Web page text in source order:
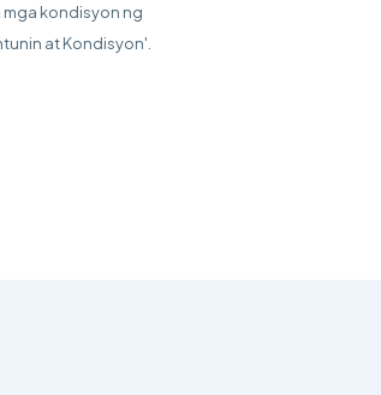
kondisyon ng
at Kondisyon'.